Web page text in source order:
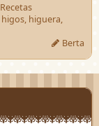
Recetas
higos, higuera,
Berta